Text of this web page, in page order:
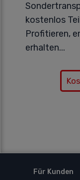
kostenlos
Profitieren,
erhalten...
Für Kunden